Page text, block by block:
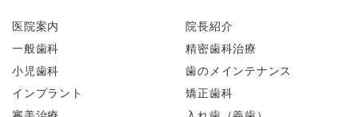
医院案内
院長紹介
一般歯科
精密歯科治療
小児歯科
歯のメインテナンス
インプラント
矯正歯科